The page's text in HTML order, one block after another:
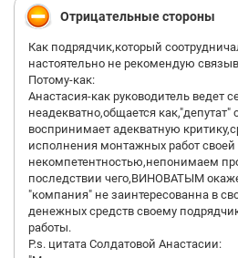
перед сотрудниками, но и перед
поставщиками и всеми ключевыми
огромные задолженности со
ведется на грани фола.
3. Токсичная атмосфера и давление
Повышение тона на подчиненных,
обещания и психологическое
принесла заявление на увольнение,
подписывать несколько дней,
нервного срыва. После подписания
откровенный прессинг: меня
обязанностями и изводили
места не найдешь».
4. Финансовый обман при расчете
Отрицательные стороны
Как подрядчик,который
настоятельно не рекомендую
Потому-как:
Анастасия-как руководитель ведет
неадекватно,общается как,"депутат"
воспринимает адекватную
исполнения монтажных работ
некомпетентностью,непонимаем
последствии чего,ВИНОВАТЫМ
"компания" не заинтересованна в
денежных средств своему
работы.
P.s. цитата Солдатовой Анастасии: